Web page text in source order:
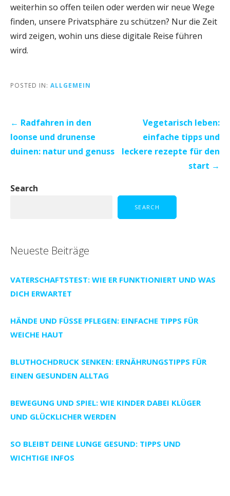
weiterhin so offen teilen oder werden wir neue Wege
finden, unsere Privatsphäre zu schützen? Nur die Zeit
wird zeigen, wohin uns diese digitale Reise führen
wird.
POSTED IN: ALLGEMEIN
Post
navigation
← Radfahren in den
loonse und drunense
duinen: natur und genuss
Vegetarisch leben:
einfache tipps und
leckere rezepte für den
start →
Search
SEARCH
Neueste Beiträge
VATERSCHAFTSTEST: WIE ER FUNKTIONIERT UND WAS
DICH ERWARTET
HÄNDE UND FÜSSE PFLEGEN: EINFACHE TIPPS FÜR W
EICHE HAUT
BLUTHOCHDRUCK SENKEN: ERNÄHRUNGSTIPPS FÜR
EINEN GESUNDEN ALLTAG
BEWEGUNG UND SPIEL: WIE KINDER DABEI KLÜGER
UND GLÜCKLICHER WERDEN
SO BLEIBT DEINE LUNGE GESUND: TIPPS UND
WICHTIGE INFOS